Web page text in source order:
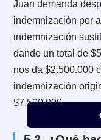
4.1. ¿Hay
La notificación
hábiles contados
del trabajador.
Lo anterior,